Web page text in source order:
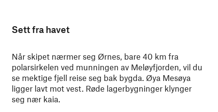
Sett fra havet
Når skipet nærmer seg Ørnes, bare 40 km fra
polarsirkelen ved munningen av Meløyfjorden, vil du
se mektige fjell reise seg bak bygda. Øya Mesøya
ligger lavt mot vest. Røde lagerbygninger klynger
seg nær kaia.